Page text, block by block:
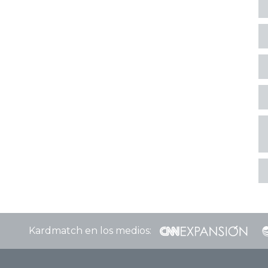
Kardmatch en los medios: